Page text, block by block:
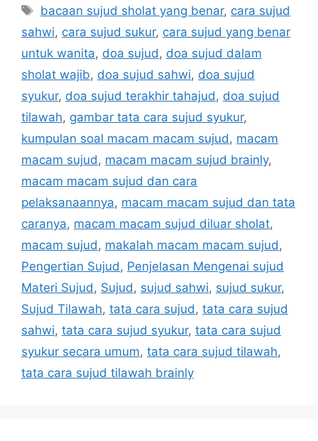
Tags
bacaan sujud sholat yang benar, cara sujud
sahwi, cara sujud sukur, cara sujud yang benar
untuk wanita, doa sujud, doa sujud dalam
sholat wajib, doa sujud sahwi, doa sujud
syukur, doa sujud terakhir tahajud, doa sujud
tilawah, gambar tata cara sujud syukur,
kumpulan soal macam macam sujud, macam
macam sujud, macam macam sujud brainly,
macam macam sujud dan cara
pelaksanaannya, macam macam sujud dan tata
caranya, macam macam sujud diluar sholat,
macam sujud, makalah macam macam sujud,
Pengertian Sujud, Penjelasan Mengenai sujud
Materi Sujud, Sujud, sujud sahwi, sujud sukur,
Sujud Tilawah, tata cara sujud, tata cara sujud
sahwi, tata cara sujud syukur, tata cara sujud
syukur secara umum, tata cara sujud tilawah,
tata cara sujud tilawah brainly